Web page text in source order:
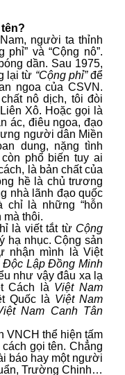
người ta thỉnh
và “Cộng nô”.
dần. Sau 1975,
lại từ “Cộng phỉ”để
ngoa của CSVN.
nô dịch, tôi đòi
Xô. Hoặc gọi là
ác, điêu ngoa, đạo
người dân Miền
dung, nặng tình
phổ biến tuy ai
là bản chất của
hề là chủ trương
nhà lãnh đạo quốc
chỉ là những “hỗn
mà thôi.
là viết tắt từ Cộng
hạ nhục. Cộng sản
nhận mình là Việt
Độc Lập Đồng Minh
như vậy đâu xa lạ
Cách là Việt Nam
Quốc là Việt Nam
Nam Canh Tân
VNCH thể hiện tấm
gọi tên. Chẳng
báo hay một người
Trường Chinh…